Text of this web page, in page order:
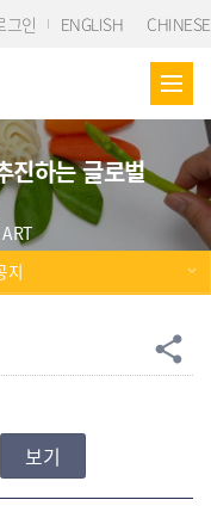
그인 ENGLISH CHINESE
진하는 글로벌
지
공
share
물 갯수